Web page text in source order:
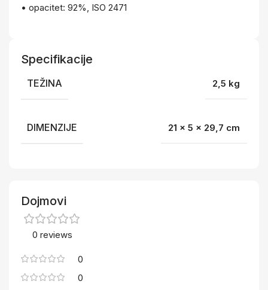
• opacitet: 92%, ISO 2471
Specifikacije
TEŽINA 2,5 kg
DIMENZIJE 21 × 5 × 29,7 cm
Dojmovi
0 reviews
0
0